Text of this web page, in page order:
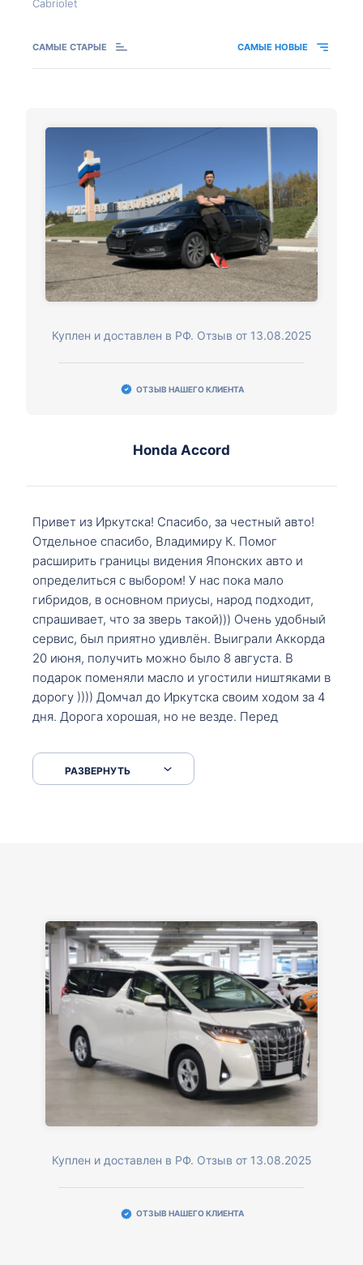
Cabriolet
САМЫЕ СТАРЫЕ САМЫЕ НОВЫЕ
Куплен и доставлен в РФ. Отзыв от 13.08.2025
ОТЗЫВ НАШЕГО КЛИЕНТА
Honda Accord
Привет из Иркутска! Спасибо, за честный авто!
Отдельное спасибо, Владимиру К. Помог
расширить границы видения Японских авто и
определиться с выбором! У нас пока мало
гибридов, в основном приусы, народ подходит,
спрашивает, что за зверь такой))) Очень удобный
сервис, был приятно удивлён. Выиграли Аккорда
20 июня, получить можно было 8 августа. В
подарок поменяли масло и угостили ништяками в
дорогу )))) Домчал до Иркутска своим ходом за 4
дня. Дорога хорошая, но не везде. Перед
серпантинах по пути следования.
РАЗВЕРНУТЬ
Куплен и доставлен в РФ. Отзыв от 13.08.2025
ОТЗЫВ НАШЕГО КЛИЕНТА